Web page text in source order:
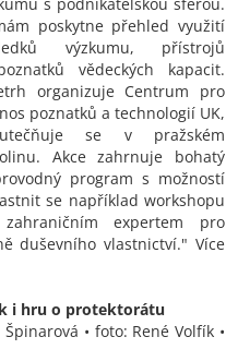
poskytne přehled využití
výzkumu, přístrojů
vědeckých kapacit.
organizuje Centrum pro
poznatků a technologií UK,
se v pražském
Akce zahrnuje bohatý
program s možností
se například workshopu
expertem pro
duševního vlastnictví." Více
i hru o protektorátu
• foto: René Volfík •